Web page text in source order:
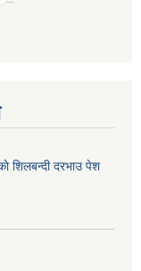
शिलबन्दी दरभाउ पेश